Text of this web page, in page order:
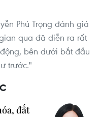
Phú Trọng đánh giá
qua đã diễn ra rất
bên dưới bắt đầu
trước."
đất